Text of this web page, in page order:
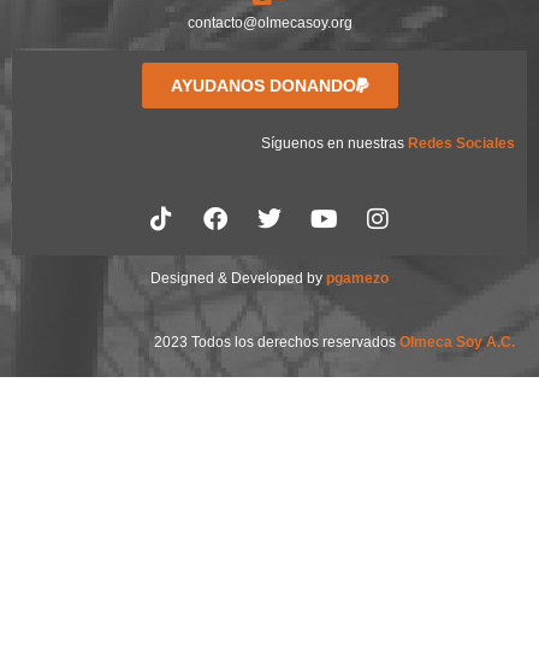
contacto@olmecasoy.org
AYUDANOS DONANDO
Síguenos en nuestras Redes Sociales
Designed & Developed by pgamezo
2023 Todos los derechos reservados Olmeca Soy A.C.